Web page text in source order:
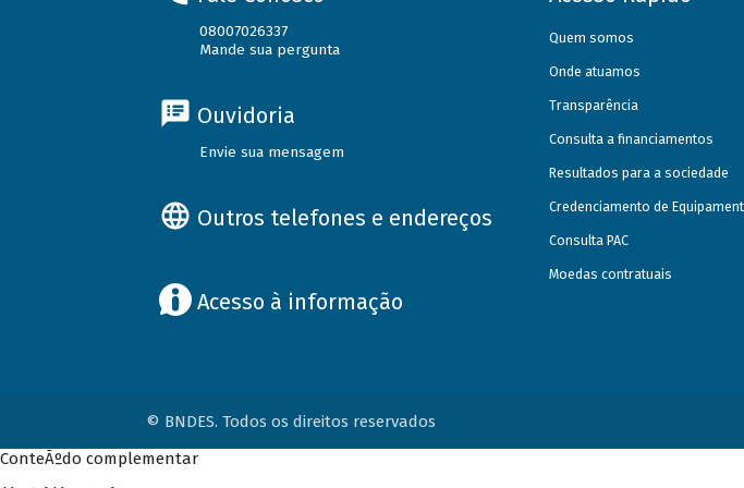
08007026337
Mande sua pergunta
Ouvidoria
Envie sua mensagem
Outros telefones e endereços
Acesso à informação
Quem somos
Onde atuamos
Transparência
Consulta a financiamentos
Resultados para a sociedade
Credenciamento de
Consulta PAC
Moedas contratuais
© BNDES. Todos os direitos reservados
ConteÃºdo complementar